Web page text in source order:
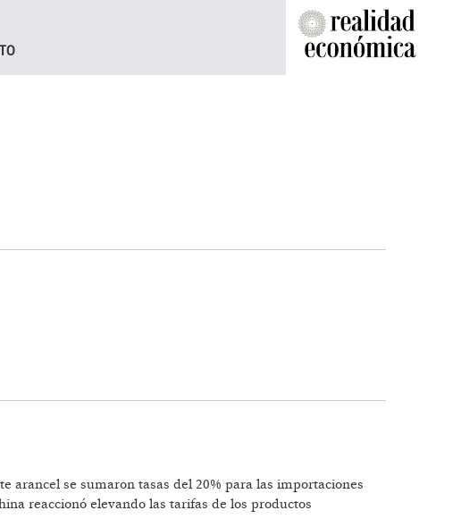
arancel se sumaron tasas del 20% para las importaciones
reaccionó elevando las tarifas de los productos